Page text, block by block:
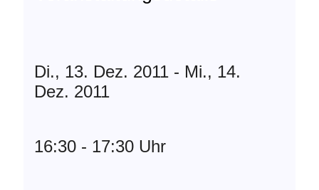
Di., 13. Dez. 2011 - Mi., 14.
Dez. 2011
16:30 - 17:30 Uhr